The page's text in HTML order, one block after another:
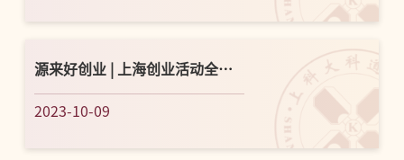
源来好创业 | 上海创业活动全攻
略（2023.10.9-10.15）
2023-10-09